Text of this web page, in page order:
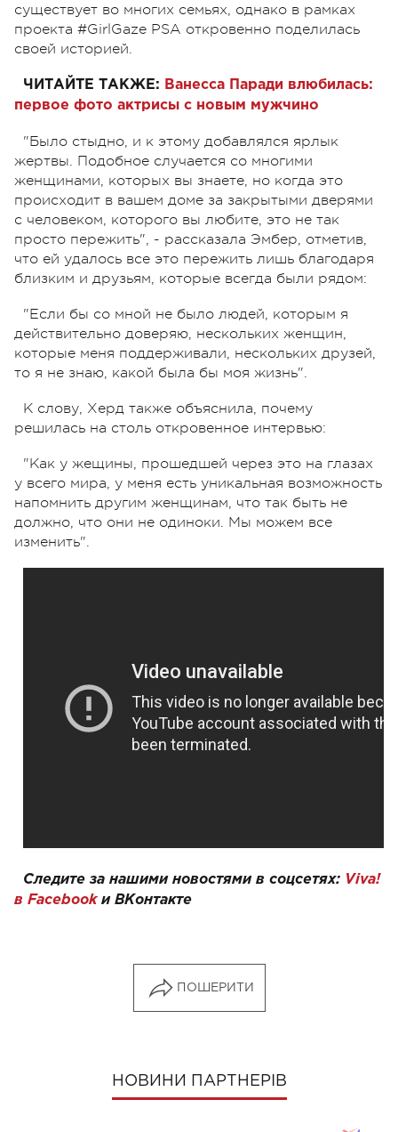
существует во многих семьях, однако в рамках
проекта #GirlGaze PSA откровенно поделилась
своей историей.
ЧИТАЙТЕ ТАКЖЕ: Ванесса Паради влюбилась:
первое фото актрисы с новым мужчино
"Было стыдно, и к этому добавлялся ярлык
жертвы. Подобное случается со многими
женщинами, которых вы знаете, но когда это
происходит в вашем доме за закрытыми дверями
с человеком, которого вы любите, это не так
просто пережить", - рассказала Эмбер, отметив,
что ей удалось все это пережить лишь благодаря
близким и друзьям, которые всегда были рядом:
"Если бы со мной не было людей, которым я
действительно доверяю, нескольких женщин,
которые меня поддерживали, нескольких друзей,
то я не знаю, какой была бы моя жизнь".
К слову, Херд также объяснила, почему
решилась на столь откровенное интервью:
"Как у жещины, прошедшей через это на глазах
у всего мира, у меня есть уникальная возможность
напомнить другим женщинам, что так быть не
должно, что они не одиноки. Мы можем все
изменить".
Следите за нашими новостями в соцсетях: Viva!
в Facebookи ВКонтакте
ПОШЕРИТИ
НОВИНИ ПАРТНЕРІВ